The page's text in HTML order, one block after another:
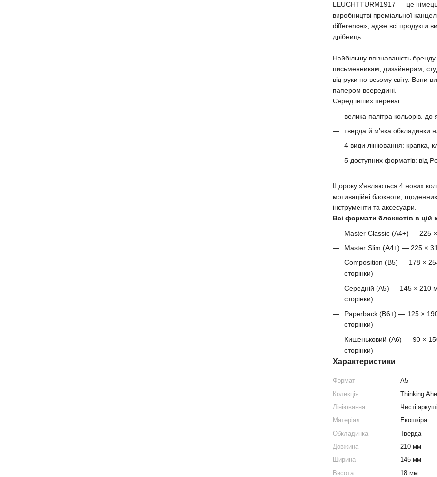
LEUCHTTURM1917 — це
виробництві преміальної
difference», адже всі продукти
дрібниць.
Найбільшу впізнаваність
письменникам, дизайнерам,
від руки по всьому світу. Вони
папером всередині.
Серед інших переваг:
велика палітра кольорів, до
тверда й м’яка обкладинки
4 види лініювання: крапка,
5 доступних форматів: від
Щороку з’являються 4 нових
мотиваційні блокноти,
інструменти та аксесуари.
Всі формати блокнотів в цій
Master Classic (A4+) — 225 ×
Master Slim (A4+) — 225 ×
Composition (B5) — 178 ×
сторінки)
Середній (A5) — 145 × 210
сторінки)
Paperback (B6+) — 125 ×
сторінки)
Кишеньковий (A6) — 90 ×
сторінки)
Характеристики
Формат
A5
Колекція
Thinking
Лініювання
Чисті аркуші
Матеріал
Екошкіра
Обкладинка
Тверда
Довжина
210 мм
Ширина
145 мм
Висота
18 мм